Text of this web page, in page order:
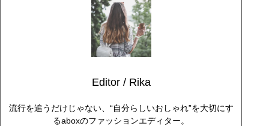
Editor / Rika
流行を追うだけじゃない、“自分らしいおしゃれ”を大切にす
るaboxのファッションエディター。